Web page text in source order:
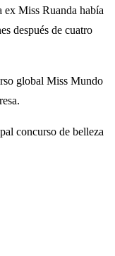
ex Miss Ruanda había
después de cuatro
global Miss Mundo
concurso de belleza